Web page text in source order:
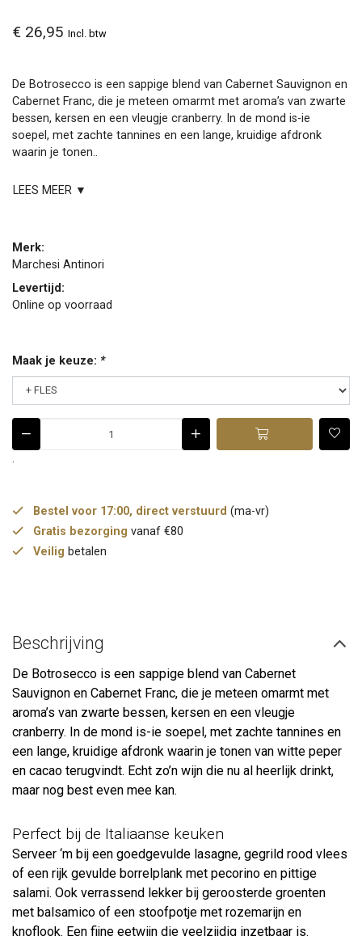
€ 26,95 Incl. btw
De Botrosecco is een sappige blend van Cabernet Sauvignon en
Cabernet Franc, die je meteen omarmt met aroma’s van zwarte
bessen, kersen en een vleugje cranberry. In de mond is-ie
soepel, met zachte tannines en een lange, kruidige afdronk
waarin je tonen..
LEES MEER ▼
Merk:
Marchesi Antinori
Levertijd:
Online op voorraad
Maak je keuze: *
.
Bestel voor 17:00, direct verstuurd (ma-vr)
Gratis bezorging vanaf €80
Veilig betalen
Beschrijving
De Botrosecco is een sappige blend van Cabernet
Sauvignon en Cabernet Franc, die je meteen omarmt met
aroma’s van zwarte bessen, kersen en een vleugje
cranberry. In de mond is-ie soepel, met zachte tannines en
een lange, kruidige afdronk waarin je tonen van witte peper
en cacao terugvindt. Echt zo’n wijn die nu al heerlijk drinkt,
maar nog best even mee kan.
Perfect bij de Italiaanse keuken
Serveer ‘m bij een goedgevulde lasagne, gegrild rood vlees
of een rijk gevulde borrelplank met pecorino en pittige
salami. Ook verrassend lekker bij geroosterde groenten
met balsamico of een stoofpotje met rozemarijn en
knoflook. Een fijne eetwijn die veelzijdig inzetbaar is.